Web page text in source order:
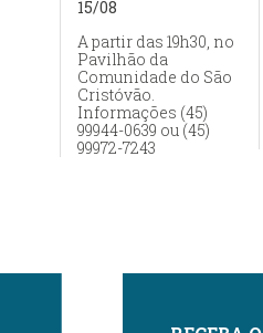
15/08
A partir das 19h30, no
Pavilhão da
Comunidade do São
Cristóvão.
Informações (45)
99944-0639 ou (45)
99972-7243